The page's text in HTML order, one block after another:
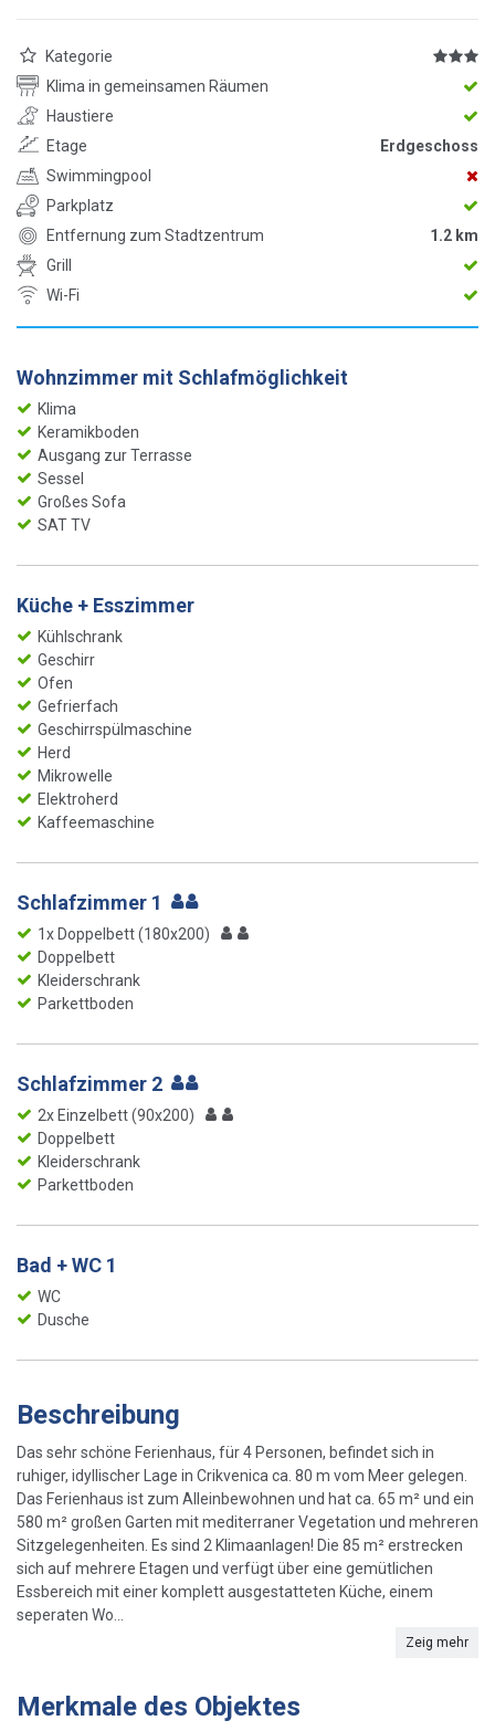
Kategorie
Klima in gemeinsamen Räumen
Haustiere
Etage
Erdgeschoss
Swimmingpool
Parkplatz
Entfernung zum Stadtzentrum
1.2 km
Grill
Wi-Fi
Wohnzimmer mit Schlafmöglichkeit
Klima
Keramikboden
Ausgang zur Terrasse
Sessel
Großes Sofa
SAT TV
Küche + Esszimmer
Kühlschrank
Geschirr
Ofen
Gefrierfach
Geschirrspülmaschine
Herd
Mikrowelle
Elektroherd
Kaffeemaschine
Schlafzimmer 1
1x Doppelbett (180x200)
Doppelbett
Kleiderschrank
Parkettboden
Schlafzimmer 2
2x Einzelbett (90x200)
Doppelbett
Kleiderschrank
Parkettboden
Bad + WC 1
WC
Dusche
Beschreibung
Das sehr schöne Ferienhaus, für 4 Personen, befindet sich in
ruhiger, idyllischer Lage in Crikvenica ca. 80 m vom Meer gelegen.
Das Ferienhaus ist zum Alleinbewohnen und hat ca. 65 m² und ein
580 m² großen Garten mit mediterraner Vegetation und mehreren
Sitzgelegenheiten. Es sind 2 Klimaanlagen! Die 85 m² erstrecken
sich auf mehrere Etagen und verfügt über eine gemütlichen
Essbereich mit einer komplett ausgestatteten Küche, einem
seperaten Wo...
Zeig mehr
Merkmale des Objektes